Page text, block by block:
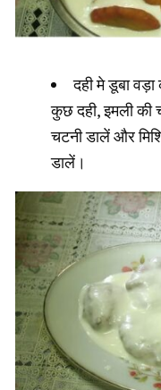
दही मे डूबा
कुछ दही, इमली की
चटनी डालें और
डालें।